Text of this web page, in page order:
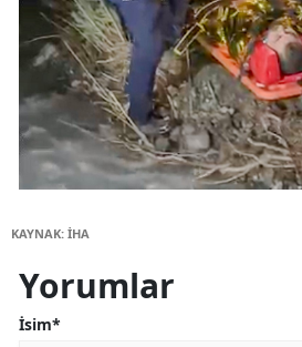
KAYNAK: İHA
Yorumlar
İsim*